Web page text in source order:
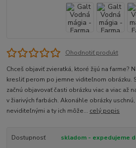
Ohodnotiť produkt
Chceš objaviť zvieratká, ktoré žijú na farme?
kresliť perom po jemne viditeľnom obrázku.
začnú objavovať časti obrázku viac a viac až
v žiarivých farbách. Akonáhle obrázky
neviditeľnými a ty ich môže... celý popis
Dostupnosť skladom - expedujeme